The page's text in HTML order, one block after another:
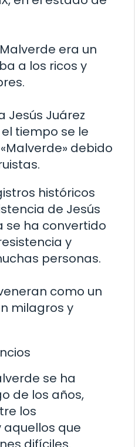
era un
a los ricos y
Jesús Juárez
tiempo se le
debido
históricos
de Jesús
se ha convertido
y
personas.
como un
milagros y
se ha
de los años,
los
que